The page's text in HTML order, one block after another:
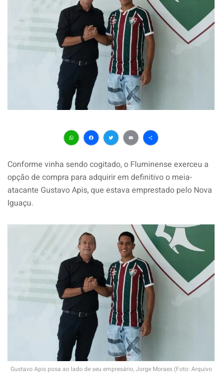
WhatsApp
Facebook
Twitter
EmailShare
Conforme vinha sendo cogitado, o Fluminense exerceu a
opção de compra para adquirir em definitivo o meia-
atacante Gustavo Apis, que estava emprestado pelo Nova
Iguaçu.
Gustavo Apis posa ao lado de seu empresário, Jorge Moraes (Foto: Arquivo